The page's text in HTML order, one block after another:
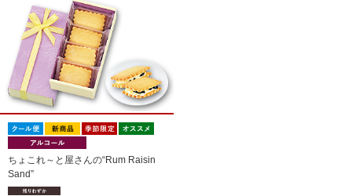
ちょこれ～と屋さんの“Rum Raisin
Sand”